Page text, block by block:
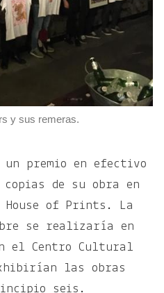
y sus remeras.
premio en efectivo
de su obra en
of Prints. La
se realizaría en
el Centro Cultural
las obras
seis.